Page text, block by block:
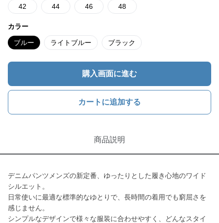
42 44 46 48
カラー
ブルー ライトブルー ブラック
購入画面に進む
カートに追加する
商品説明
デニムパンツメンズの新定番、ゆったりとした履き心地のワイド
シルエット。
日常使いに最適な標準的なゆとりで、長時間の着用でも窮屈さを
感じません。
シンプルなデザインで様々な服装に合わせやすく、どんなスタイ